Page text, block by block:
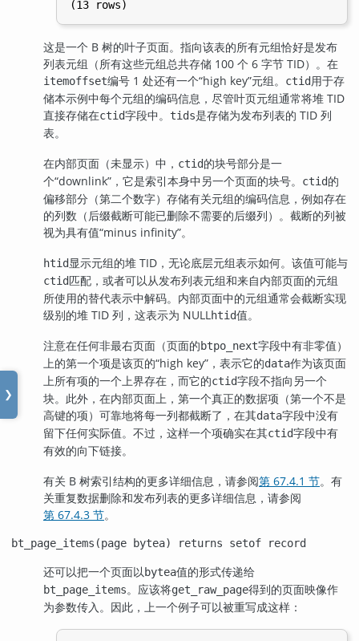
❯
这是一个 B 树的叶子页面。指向该表的所有元组恰好是发布
列表元组（所有这些元组总共存储 100 个 6 字节 TID）。在
itemoffset编号 1 处还有一个“high key”元组。 ctid用于存
储本示例中每个元组的编码信息，尽管叶页元组通常将堆 TID
直接存储在ctid字段中。 tids是存储为发布列表的 TID 列
表。
在内部页面（未显示）中， ctid的块号部分是一
个“downlink” ，它是索引本身中另一个页面的块号。 ctid的
偏移部分（第二个数字）存储有关元组的编码信息，例如存在
的列数（后缀截断可能已删除不需要的后缀列）。截断的列被
视为具有值“minus infinity”。
htid显示元组的堆 TID，无论底层元组表示如何。该值可能与
ctid匹配，或者可以从发布列表元组和来自内部页面的元组
所使用的替代表示中解码。内部页面中的元组通常会截断实现
级别的堆 TID 列，这表示为 NULL htid值。
注意在任何非最右页面（页面的btpo_next字段中有非零值）
上的第一个项是该页的“high key” ，表示它的data作为该页面
上所有项的一个上界存在，而它的ctid字段不指向另一个
块。此外，在内部页面上，第一个真正的数据项（第一个不是
高键的项）可靠地将每一列都截断了，在其data字段中没有
留下任何实际值。不过，这样一个项确实在其ctid字段中有
有效的向下链接。
有关 B 树索引结构的更多详细信息，请参阅第 67.4.1 节。有
关重复数据删除和发布列表的更多详细信息，请参阅
第 67.4.3 节。
bt_page_items(page bytea) returns setof record
还可以把一个页面以bytea值的形式传递给
bt_page_items。应该将get_raw_page得到的页面映像作
为参数传入。因此，上一个例子可以被重写成这样：